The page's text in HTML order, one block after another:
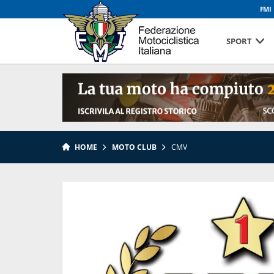
FMI
SPORT
HOME MOTO CLUB CMV